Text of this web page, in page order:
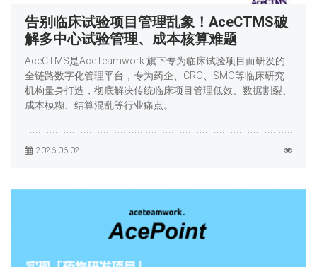
告别临床试验项目管理乱象！AceCTMS破
解多中心试验管理、成本核算难题
AceCTMS是AceTeamwork 旗下专为临床试验项目而研发的
全链路数字化管理平台，专为药企、CRO、SMO等临床研究
机构量身打造，彻底解决传统临床项目管理低效、数据割裂、
成本模糊、结算混乱等行业痛点。
2026-06-02